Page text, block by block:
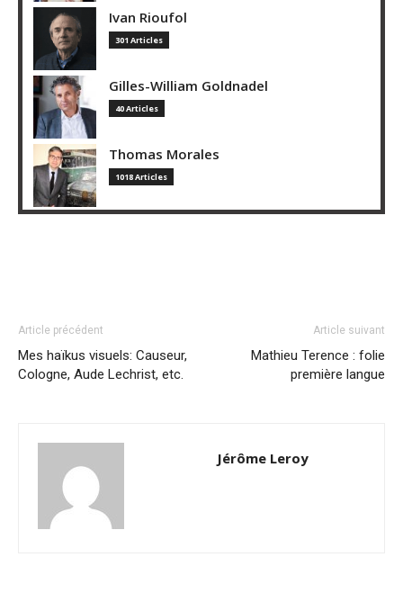
Ivan Rioufol
301 Articles
Gilles-William Goldnadel
40 Articles
Thomas Morales
1018 Articles
Article précédent
Mes haïkus visuels: Causeur,
Cologne, Aude Lechrist, etc.
Article suivant
Mathieu Terence : folie
première langue
Jérôme Leroy